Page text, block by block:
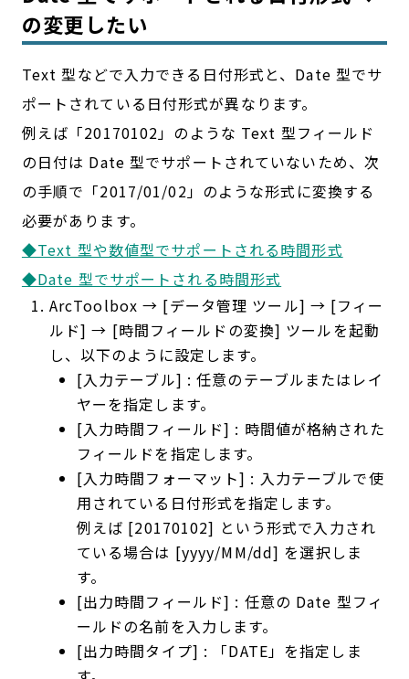
の変更したい
Text 型などで入力できる日付形式と、Date 型でサ
ポートされている日付形式が異なります。
例えば「20170102」のような Text 型フィールド
の日付は Date 型でサポートされていないため、次
の手順で「2017/01/02」のような形式に変換する
必要があります。
◆Text 型や数値型でサポートされる時間形式
◆Date 型でサポートされる時間形式
ArcToolbox → [データ管理 ツール] → [フィー
ルド] → [時間フィールドの変換] ツールを起動
し、以下のように設定します。
[入力テーブル] : 任意のテーブルまたはレイ
ヤーを指定します。
[入力時間フィールド] : 時間値が格納された
フィールドを指定します。
[入力時間フォーマット] : 入力テーブルで使
用されている日付形式を指定します。
例えば [20170102] という形式で入力され
ている場合は [yyyy/MM/dd] を選択しま
す。
[出力時間フィールド] : 任意の Date 型フィ
ールドの名前を入力します。
[出力時間タイプ] : 「DATE」を指定しま